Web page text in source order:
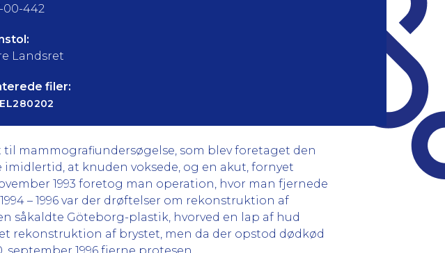
00-442
Landsret
filer:
mammografiundersøgelse, som blev foretaget den
at knuden voksede, og en akut, fornyet
1993 foretog man operation, hvor man fjernede
– 1996 var der drøftelser om rekonstruktion af
såkaldte Göteborg-plastik, hvorved en lap af hud
rekonstruktion af brystet, men da der opstod dødkød